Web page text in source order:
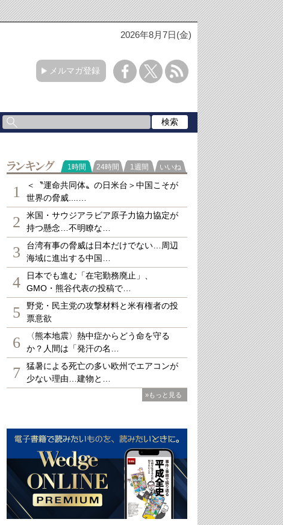
2026年8月7日(金)
メルマガ登録
ランキング
1時間 24時間 1週間 いいね
1
＜〝運命共同体〟の日米台＞中国こそが
世界の脅威....…
2
米国・サウジアラビア原子力協力協定が
持つ懸念…不明瞭な…
3
台湾有事の脅威は日本だけでない…周辺
海域に進出する中国…
4
日本でも進む「在宅勤務廃止」、
GMO・熊谷代表の投稿で…
5
野党・民主党の攻撃材料と米有権者の投
票意欲
6
〈熊本地震〉熱中症からどう命を守る
か？人間は「発汗の名…
7
猛暑による死亡の多い欧州でエアコンが
少ない理由…建物と…
»もっと見る